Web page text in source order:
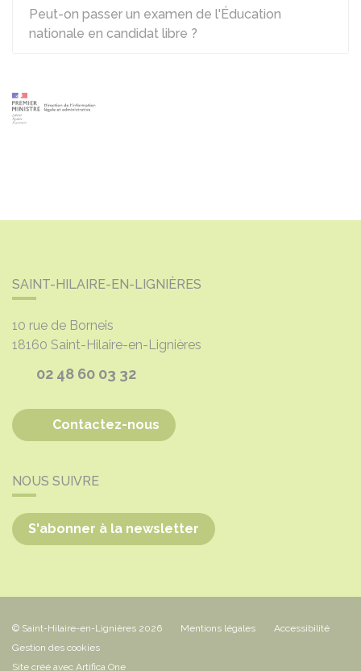
Peut-on passer un examen de l'Éducation
nationale en candidat libre ?
SAINT-HILAIRE-EN-LIGNIÈRES
10 rue de Borneis
18160 Saint-Hilaire-en-Lignières
02 48 60 03 32
Contactez-nous
NOUS SUIVRE
S'abonner à la newsletter
© Saint-Hilaire-en-Lignières 2026 Mentions légales
Accessibilité
Gestion des cookies
Site créé avec Artifica One